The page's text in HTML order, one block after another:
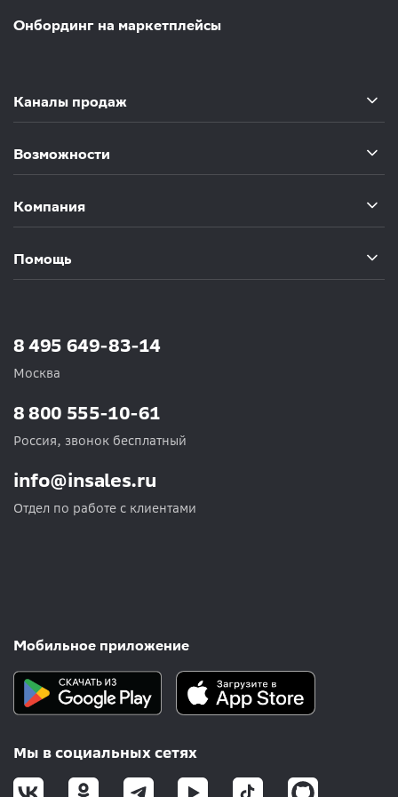
Онбординг на маркетплейсы
Каналы продаж
Возможности
Компания
Помощь
8 495 649-83-14
Москва
info@insales.ru
Отдел по работе с клиентами
8 800 555-10-61
Россия, звонок бесплатный
Мобильное приложение
Мы в социальных сетях